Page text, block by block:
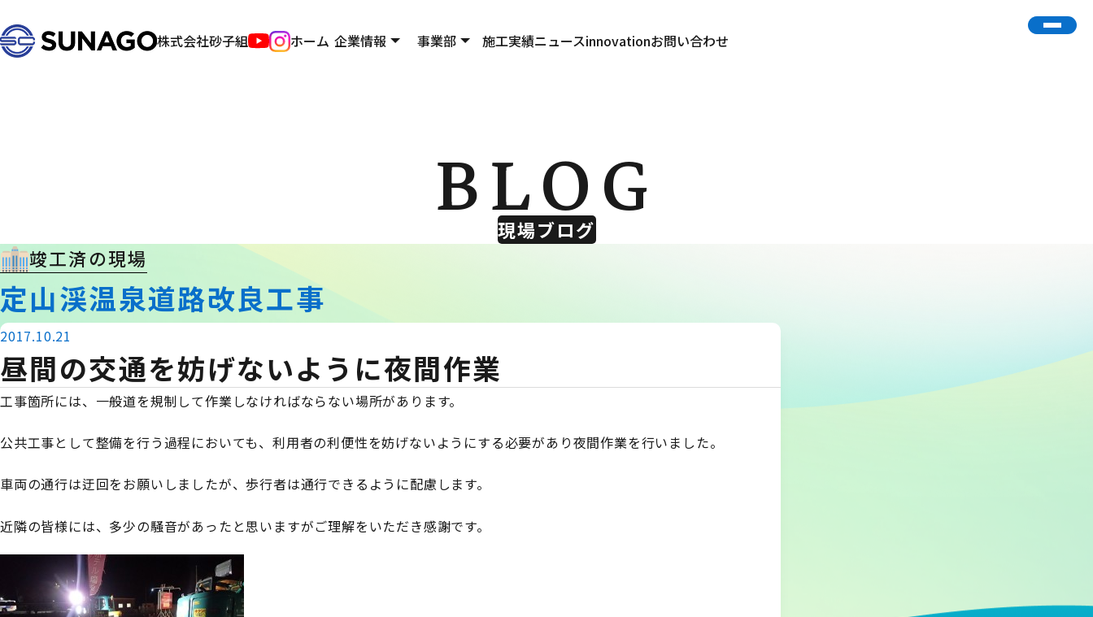
株式会社砂子組 ホーム 企業情報 事業部 施工実績ニュースinnovationお問い合わせ
現場ブログ
BLOG
竣工済の現場
定山渓温泉道路改良工事
2017.10.21
昼間の交通を妨げないように夜間作業
工事箇所には、一般道を規制して作業しなければならない場所があります。
公共工事として整備を行う過程においても、利用者の利便性を妨げないようにする必要があり夜間作業を行いました。
車両の通行は迂回をお願いしましたが、歩行者は通行できるように配慮します。
近隣の皆様には、多少の騒音があったと思いますがご理解をいただき感謝です。